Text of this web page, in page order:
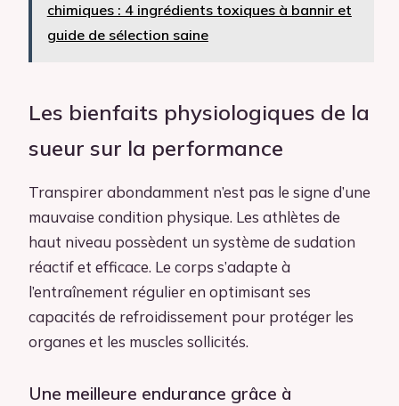
chimiques : 4 ingrédients toxiques à bannir et
guide de sélection saine
Les bienfaits physiologiques de la
sueur sur la performance
Transpirer abondamment n’est pas le signe d’une
mauvaise condition physique. Les athlètes de
haut niveau possèdent un système de sudation
réactif et efficace. Le corps s’adapte à
l’entraînement régulier en optimisant ses
capacités de refroidissement pour protéger les
organes et les muscles sollicités.
Une meilleure endurance grâce à